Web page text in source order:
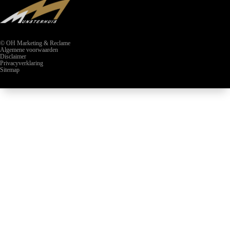
© OH Marketing & Reclame
Algemene voorwaarden
Disclaimer
Privacyverklaring
Sitemap